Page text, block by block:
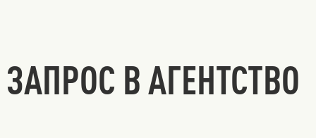
ЗАПРОС В АГЕНТСТВО